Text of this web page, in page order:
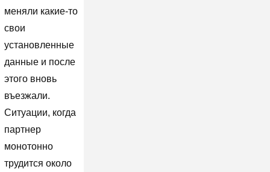
меняли какие-то
свои
установленные
данные и после
этого вновь
въезжали.
Ситуации, когда
партнер
монотонно
трудится около